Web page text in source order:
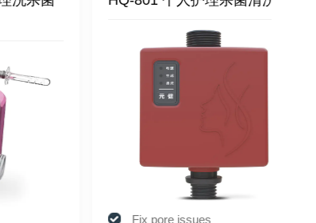
Fix pore issues